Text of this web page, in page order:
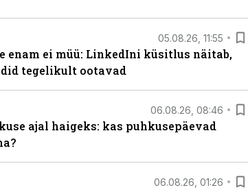
05.08.26, 11:55
enam ei müü: LinkedIni küsitlus näitab,
tegelikult ootavad
06.08.26, 08:46
ajal haigeks: kas puhkusepäevad
06.08.26, 01:26